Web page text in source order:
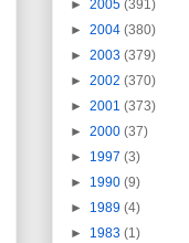
► 2005 (391)
► 2004 (380)
► 2003 (379)
► 2002 (370)
► 2001 (373)
► 2000 (37)
► 1997 (3)
► 1990 (9)
► 1989 (4)
► 1983 (1)